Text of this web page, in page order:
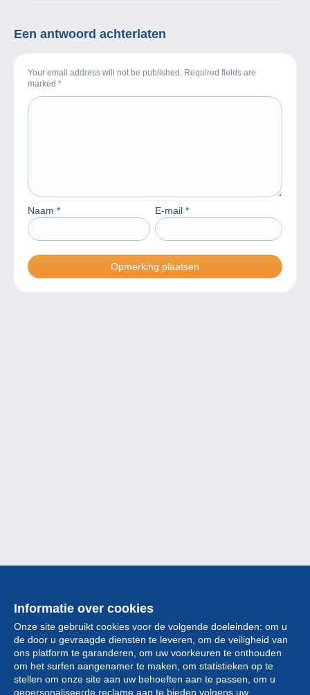
Een antwoord achterlaten
Your email address will not be published. Required fields are
marked *
Naam * E-mail *
Informatie over cookies
Onze site gebruikt cookies voor de volgende doeleinden: om u
de door u gevraagde diensten te leveren, om de veiligheid van
ons platform te garanderen, om uw voorkeuren te onthouden
om het surfen aangenamer te maken, om statistieken op te
stellen om onze site aan uw behoeften aan te passen, om u
gepersonaliseerde reclame aan te bieden volgens uw